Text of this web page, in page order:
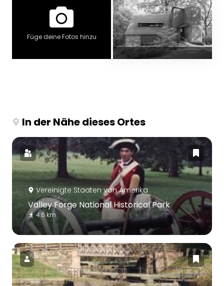
Füge deine Fotos hinzu
In der Nähe dieses Ortes
Vereinigte Staaten von Amerika
Valley Forge National Historical Park
4.6 km